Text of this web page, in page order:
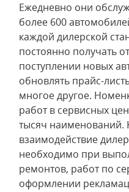
Ежедневно они
более 600
каждой дилерской
постоянно получать
поступлении новых
обновлять прайс-
многое другое.
работ в сервисных
тысяч наименований.
взаимодействие
необходимо при
ремонтов, работ по
оформлении